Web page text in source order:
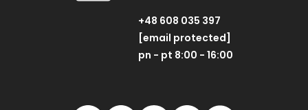
+48 608 035 397
[email protected]
pn - pt 8:00 - 16:00